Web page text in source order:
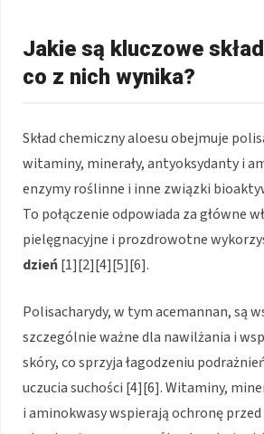
Jakie są kluczowe
co z nich wynika?
Skład chemiczny aloesu obejmuje
witaminy, minerały, antyoksydanty i
enzymy roślinne i inne związki
To połączenie odpowiada za główne
pielęgnacyjne i prozdrowotne
dzień[1][2][4][5][6].
Polisacharydy, w tym acemannan, są
szczególnie ważne dla nawilżania i
skóry, co sprzyja łagodzeniu
uczucia suchości [4][6]. Witaminy,
i aminokwasy wspierają ochronę